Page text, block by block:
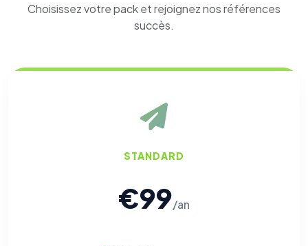
Choisissez votre pack et rejoignez nos références
succès.
STANDARD
€99/an